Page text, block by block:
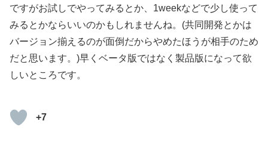
ですがお試しでやってみるとか、1weekなどで少し使って
みるとかならいいのかもしれませんね。(共同開発とかは
バージョン揃えるのが面倒だからやめたほうが相手のため
だと思います。)早くベータ版ではなく製品版になって欲
しいところです。
+7